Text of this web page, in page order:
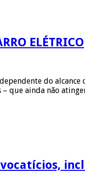
ELÉTRICO
do
– que ainda não